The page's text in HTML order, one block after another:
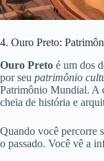
4. Ouro Preto:
Ouro Preto é um dos
por seu patrimônio
Patrimônio Mundial. A
cheia de história e
Quando você percorre
o passado. Você vê a